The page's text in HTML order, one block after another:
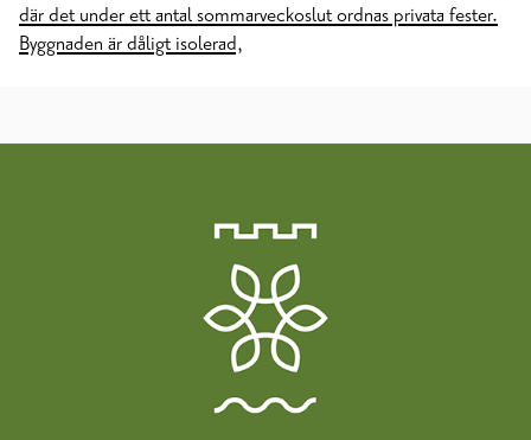
där det under ett antal sommarveckoslut ordnas privata fester.
Byggnaden är dåligt isolerad,